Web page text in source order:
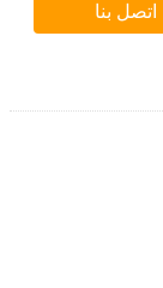
اتصل بنا